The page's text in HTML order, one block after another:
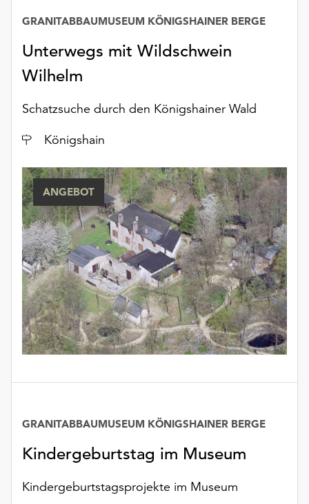
die
über
die
Schaltfläche
„Auswählen“.
Informationen
Sie
unserer
Datenschutzerklärung
oder
dem
Impressum
Unterwegs mit Wildschwein
Wilhelm
GRANITABBAUMUSEUM KÖNIGSHAINER BERGE
Schatzsuche durch den Königshainer Wald
Ort
Königshain
ANGEBOT
Kindergeburtstag im Museum
GRANITABBAUMUSEUM KÖNIGSHAINER BERGE
Kindergeburtstagsprojekte im Museum